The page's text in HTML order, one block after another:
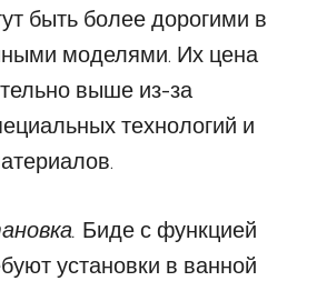
быть более дорогими в
моделями. Их цена
выше из-за
технологий и
Биде с функцией
установки в ванной